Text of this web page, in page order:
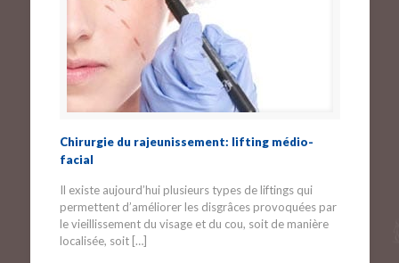
Chirurgie du rajeunissement: lifting médio-
facial
Il existe aujourd’hui plusieurs types de liftings qui
permettent d’améliorer les disgrâces provoquées par
le vieillissement du visage et du cou, soit de manière
localisée, soit[…]